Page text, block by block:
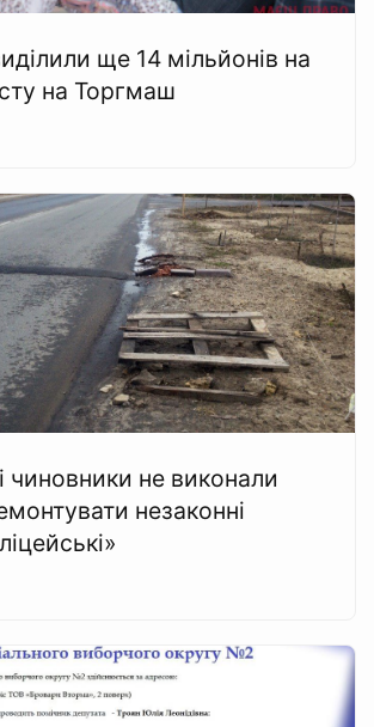
ще 14 мільйонів на
на Торгмаш
чиновники не виконали
незаконні